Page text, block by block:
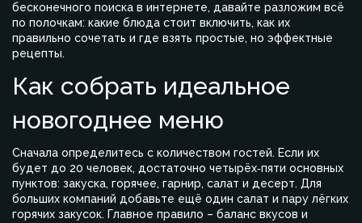
бесконечного поиска в интернете, давайте разложим всё
по полочкам: какие блюда стоит включить, как их
правильно сочетать и где взять простые, но эффектные
рецепты.
Как собрать идеальное
новогоднее меню
Сначала определитесь с количеством гостей. Если их
будет до 20 человек, достаточно четырёх‑пяти основных
пунктов: закуска, горячее, гарнир, салат и десерт. Для
больших компаний добавьте ещё один салат и пару лёгких
горячих закусок. Главное правило – баланс вкусов и